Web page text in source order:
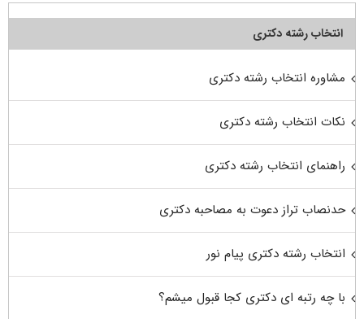
انتخاب رشته دکتری
مشاوره انتخاب رشته دکتری
نکات انتخاب رشته دکتری
راهنمای انتخاب رشته دکتری
حدنصاب تراز دعوت به مصاحبه دکتری
انتخاب رشته دکتری پیام نور
با چه رتبه ای دکتری کجا قبول میشم؟